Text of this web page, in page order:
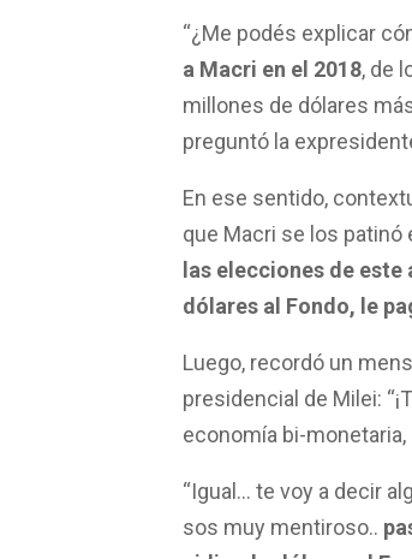
“¿Me podés explicar
a Macri en el 2018, de
millones de dólares
preguntó la
En ese sentido,
que Macri se los patinó
las elecciones de este
dólares al Fondo, le
Luego, recordó un
presidencial de Milei:
economía bi-
“Igual… te voy a decir
sos muy mentiroso..